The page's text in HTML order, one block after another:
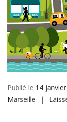
Publié le 14
Marseille